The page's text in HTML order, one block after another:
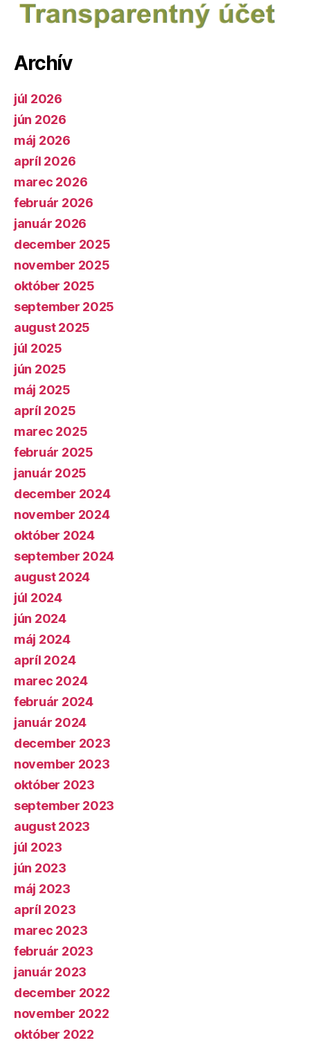
Archív
júl 2026
jún 2026
máj 2026
apríl 2026
marec 2026
február 2026
január 2026
december 2025
november 2025
október 2025
september 2025
august 2025
júl 2025
jún 2025
máj 2025
apríl 2025
marec 2025
február 2025
január 2025
december 2024
november 2024
október 2024
september 2024
august 2024
júl 2024
jún 2024
máj 2024
apríl 2024
marec 2024
február 2024
január 2024
december 2023
november 2023
október 2023
september 2023
august 2023
júl 2023
jún 2023
máj 2023
apríl 2023
marec 2023
február 2023
január 2023
december 2022
november 2022
október 2022